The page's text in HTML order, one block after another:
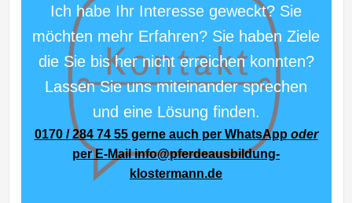
Ich habe Ihr Interesse geweckt? Sie
möchten mehr Erfahren? Sie haben Ziele
die Sie bis her nicht erreichen konnten?
Lassen Sie uns miteinander sprechen
und eine Lösung finden.
0170 / 284 74 55gerne auch per WhatsApp oder
per E-Mailinfo@pferdeausbildung-
klostermann.de